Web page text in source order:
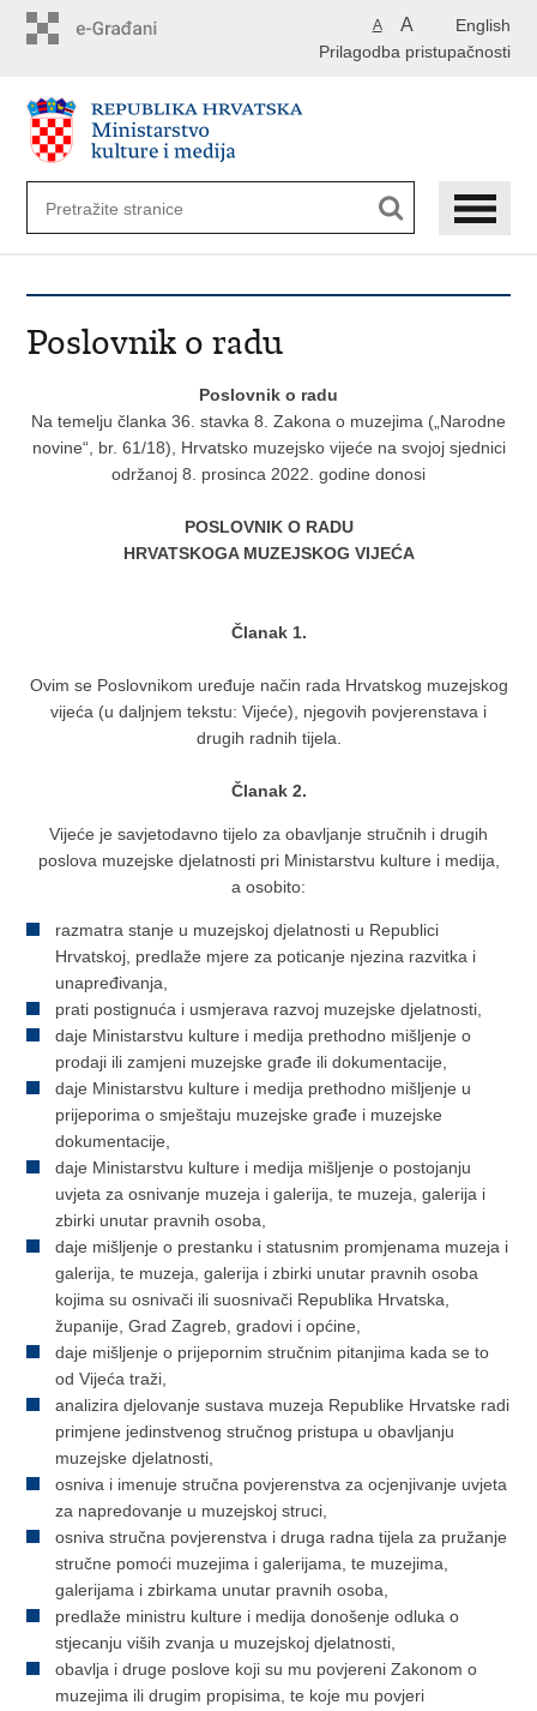
English
A A
Prilagodba pristupačnosti
Poslovnik o radu
Poslovnik o radu
Na temelju članka 36. stavka 8. Zakona o muzejima („Narodne
novine“, br. 61/18), Hrvatsko muzejsko vijeće na svojoj sjednici
održanoj 8. prosinca 2022. godine donosi
POSLOVNIK O RADU
HRVATSKOGA MUZEJSKOG VIJEĆA
Članak 1.
Ovim se Poslovnikom uređuje način rada Hrvatskog muzejskog
vijeća (u daljnjem tekstu: Vijeće), njegovih povjerenstava i
drugih radnih tijela.
Članak 2.
Vijeće je savjetodavno tijelo za obavljanje stručnih i drugih
poslova muzejske djelatnosti pri Ministarstvu kulture i medija,
a osobito:
razmatra stanje u muzejskoj djelatnosti u Republici
Hrvatskoj, predlaže mjere za poticanje njezina razvitka i
unapređivanja,
prati postignuća i usmjerava razvoj muzejske djelatnosti,
daje Ministarstvu kulture i medija prethodno mišljenje o
prodaji ili zamjeni muzejske građe ili dokumentacije,
daje Ministarstvu kulture i medija prethodno mišljenje u
prijeporima o smještaju muzejske građe i muzejske
dokumentacije,
daje Ministarstvu kulture i medija mišljenje o postojanju
uvjeta za osnivanje muzeja i galerija, te muzeja, galerija i
zbirki unutar pravnih osoba,
daje mišljenje o prestanku i statusnim promjenama muzeja i
galerija, te muzeja, galerija i zbirki unutar pravnih osoba
kojima su osnivači ili suosnivači Republika Hrvatska,
županije, Grad Zagreb, gradovi i općine,
daje mišljenje o prijepornim stručnim pitanjima kada se to
od Vijeća traži,
analizira djelovanje sustava muzeja Republike Hrvatske radi
primjene jedinstvenog stručnog pristupa u obavljanju
muzejske djelatnosti,
osniva i imenuje stručna povjerenstva za ocjenjivanje uvjeta
za napredovanje u muzejskoj struci,
osniva stručna povjerenstva i druga radna tijela za pružanje
stručne pomoći muzejima i galerijama, te muzejima,
galerijama i zbirkama unutar pravnih osoba,
predlaže ministru kulture i medija donošenje odluka o
stjecanju viših zvanja u muzejskoj djelatnosti,
obavlja i druge poslove koji su mu povjereni Zakonom o
muzejima ili drugim propisima, te koje mu povjeri